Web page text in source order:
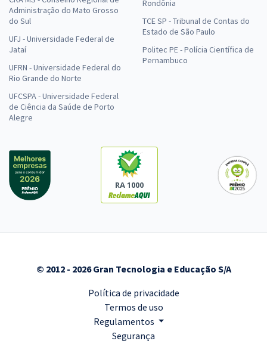
Administração do Mato Grosso
do Sul
UFJ - Universidade Federal de
Jataí
UFRN - Universidade Federal do
Rio Grande do Norte
UFCSPA - Universidade Federal
de Ciência da Saúde de Porto
Alegre
Rondônia
TCE SP - Tribunal de Contas do
Estado de São Paulo
Politec PE - Polícia Científica de
Pernambuco
RA 1000
© 2012 - 2026 Gran Tecnologia e Educação S/A
Política de privacidade
Termos de uso
Regulamentos
Segurança